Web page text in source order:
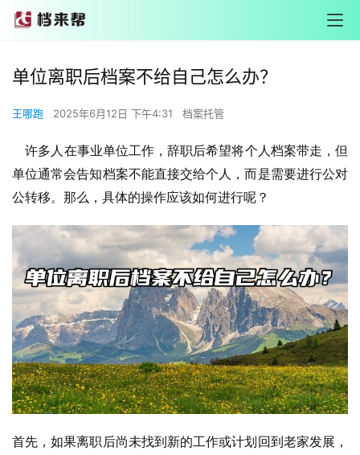
单位离职后档案不给自己怎么办？
王哪跑 2025年6月12日 下午4:31 档案托管
许多人在事业单位工作，辞职后希望将个人档案带走，但
单位通常会告知档案不能直接交给个人，而是需要进行公对
公转移。那么，具体的操作应该如何进行呢？
首先，如果离职后尚未找到新的工作或计划回到老家发展，